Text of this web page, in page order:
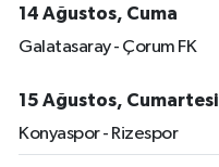
14 Ağustos, Cuma
Galatasaray - Çorum FK
15 Ağustos, Cumartesi
Konyaspor - Rizespor